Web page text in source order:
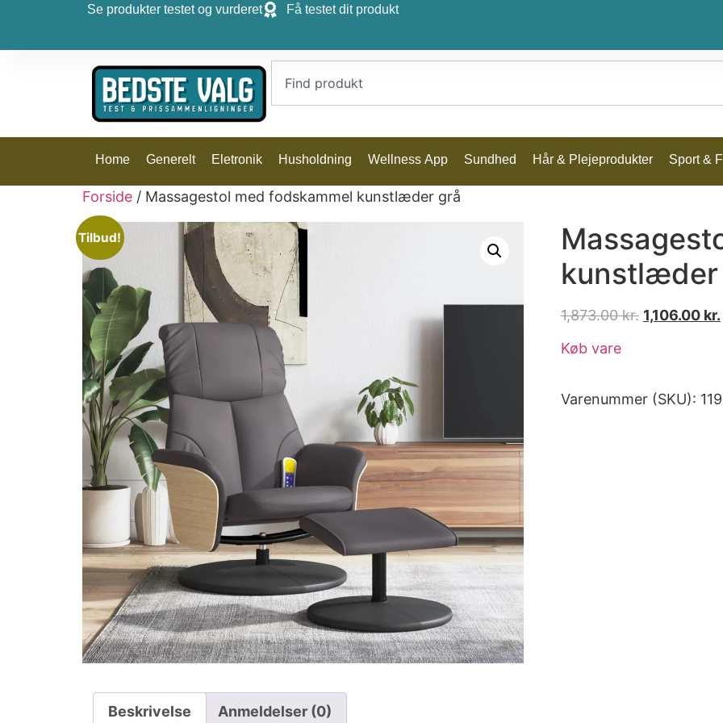
Se produkter testet og vurderet Få testet dit produkt
Home Generelt Eletronik Husholdning Wellness App Sundhed Hår & Plejeprodukter Sport &
Forside / Massagestol med fodskammel kunstlæder grå
Tilbud!
kunstlæder
1,873.00kr. 1,106.00 kr.
Køb vare
Varenummer (SKU):
Beskrivelse Anmeldelser (0)